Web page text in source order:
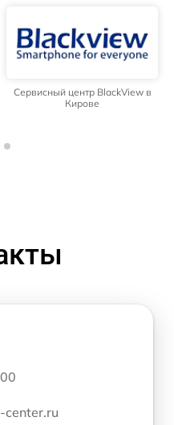
Сервисный центр BlackView в
Кирове
center.ru